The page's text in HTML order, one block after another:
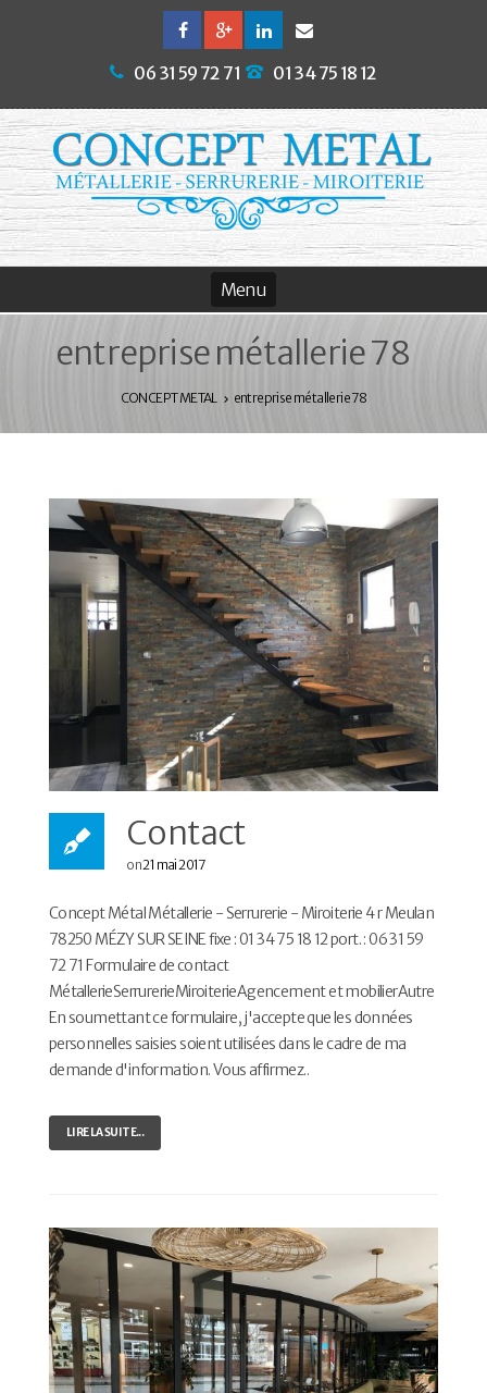
06 31 59 72 71 01 34 75 18 12
entreprise métallerie 78
CONCEPT METAL entreprise métallerie 78
Contact
on21 mai 2017
Concept Métal Métallerie - Serrurerie - Miroiterie 4 r Meulan
78250 MÉZY SUR SEINE fixe : 01 34 75 18 12 port. : 06 31 59
72 71 Formulaire de contact
MétallerieSerrurerieMiroiterieAgencement et mobilierAutre
En soumettant ce formulaire, j'accepte que les données
personnelles saisies soient utilisées dans le cadre de ma
demande d'information. Vous affirmez..
LIRE LA SUITE...